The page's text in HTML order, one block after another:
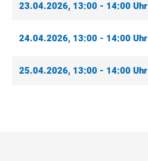
23.04.2026, 13:00 - 14:00 Uhr
24.04.2026, 13:00 - 14:00 Uhr
25.04.2026, 13:00 - 14:00 Uhr